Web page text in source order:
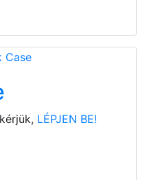
LÉPJEN BE!